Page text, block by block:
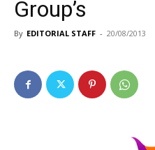
Group’s
By EDITORIAL STAFF - 20/08/2013